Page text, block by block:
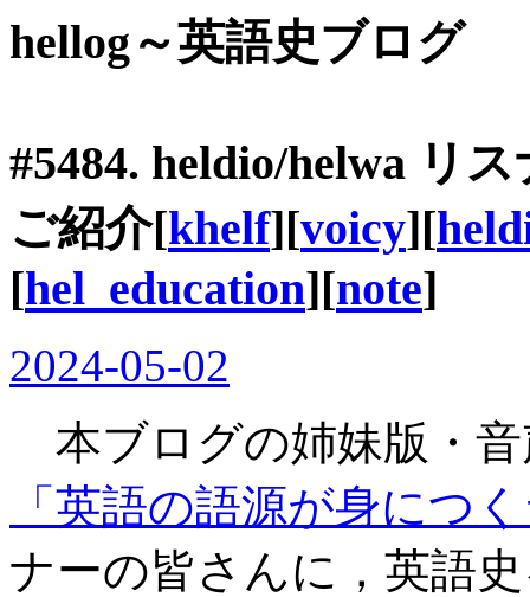
hellog～英語史ブログ
#5484. heldio/helwa リ
ご紹介[khelf][voicy][
[hel_education][note]
2024-05-02
本ブログの姉妹版・音
「英語の語源が身につ
ナーの皆さんに，英語